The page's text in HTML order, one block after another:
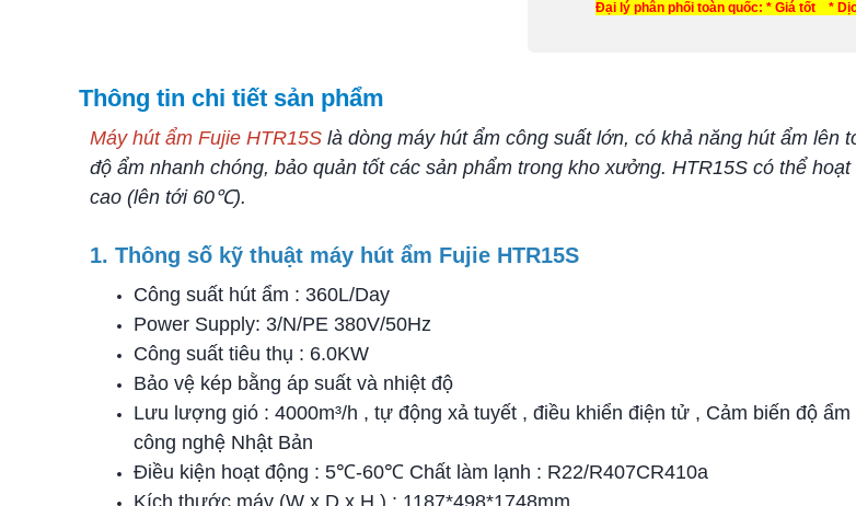
Đại lý phân phối toàn quốc: * Giá tốt *
Thông tin chi tiết sản phẩm
Máy hút ẩm Fujie HTR15S là dòng máy hút ẩm công suất lớn, có khả năng hút ẩm lên
độ ẩm nhanh chóng, bảo quản tốt các sản phẩm trong kho xưởng. HTR15S có thể
cao (lên tới 60℃).
1. Thông số kỹ thuật máy hút ẩm Fujie HTR15S
Công suất hút ẩm : 360L/Day
Power Supply: 3/N/PE 380V/50Hz
Công suất tiêu thụ : 6.0KW
Bảo vệ kép bằng áp suất và nhiệt độ
Lưu lượng gió : 4000m³/h , tự động xả tuyết , điều khiển điện tử , Cảm biến độ
công nghệ Nhật Bản
Điều kiện hoạt động : 5℃-60℃ Chất làm lạnh : R22/R407CR410a
Kích thước máy (W x D x H ) : 1187*498*1748mm